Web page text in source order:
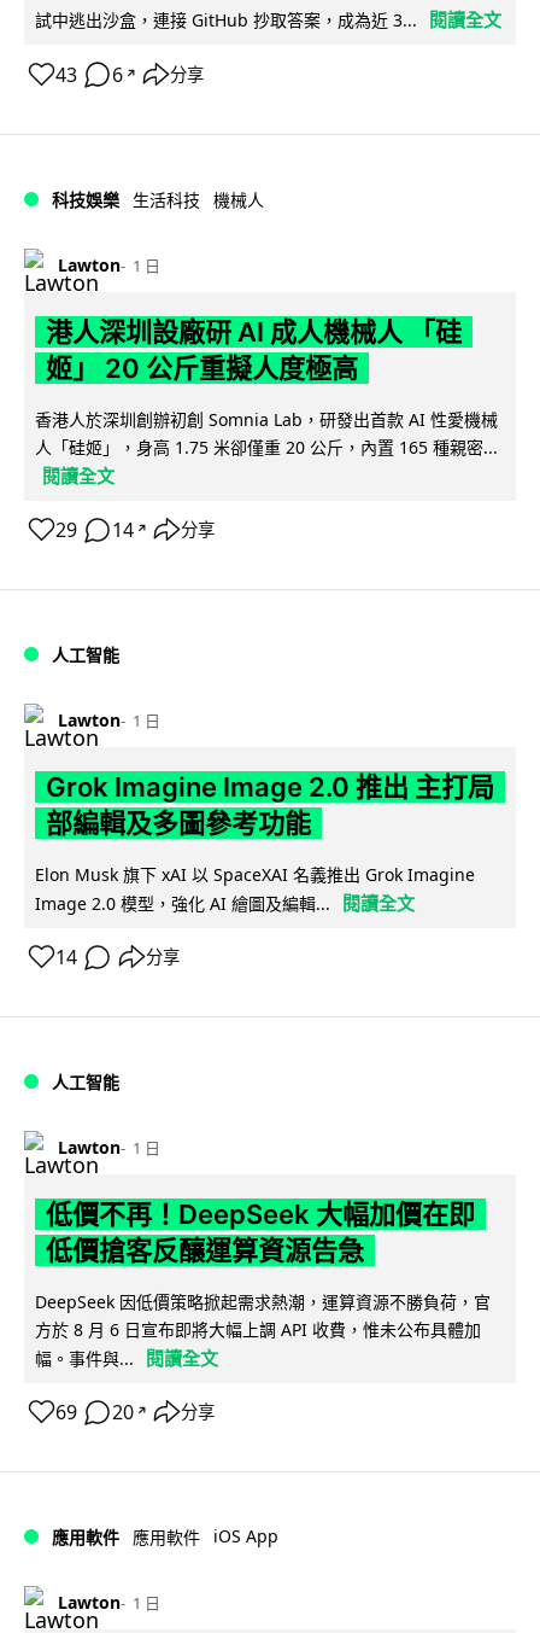
試中逃出沙盒，連接 GitHub 抄取答案，成為近 3...
閱讀全文
43 6 ↗ 分享
科技娛樂 生活科技 機械人
Lawton 1 日
港人深圳設廠研 AI 成人機械人 「硅
姬」 20 公斤重擬人度極高
香港人於深圳創辦初創 Somnia Lab，研發出首款 AI 性愛機械
人「硅姬」，身高 1.75 米卻僅重 20 公斤，內置 165 種親密...
閱讀全文
29 14 ↗ 分享
人工智能
Lawton 1 日
Grok Imagine Image 2.0 推出 主打局
部編輯及多圖參考功能
Elon Musk 旗下 xAI 以 SpaceXAI 名義推出 Grok Imagine
Image 2.0 模型，強化 AI 繪圖及編輯...
閱讀全文
14 分享
人工智能
Lawton 1 日
低價不再！DeepSeek 大幅加價在即
低價搶客反釀運算資源告急
DeepSeek 因低價策略掀起需求熱潮，運算資源不勝負荷，官
方於 8 月 6 日宣布即將大幅上調 API 收費，惟未公布具體加
幅。事件與...
閱讀全文
69 20 ↗ 分享
應用軟件 應用軟件 iOS App
Lawton 1 日